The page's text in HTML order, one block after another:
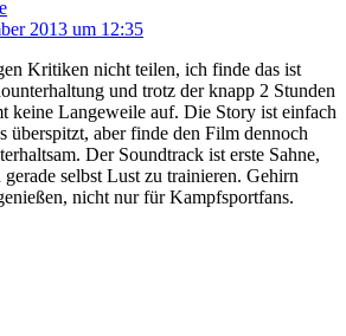
2013 um 12:35
Kritiken nicht teilen, ich finde das ist
und trotz der knapp 2 Stunden
keine Langeweile auf. Die Story ist einfach
überspitzt, aber finde den Film dennoch
Der Soundtrack ist erste Sahne,
selbst Lust zu trainieren. Gehirn
nicht nur für Kampfsportfans.